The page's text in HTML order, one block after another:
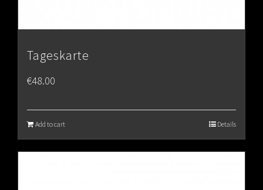
Tageskarte
€48.00
Add to cart Details